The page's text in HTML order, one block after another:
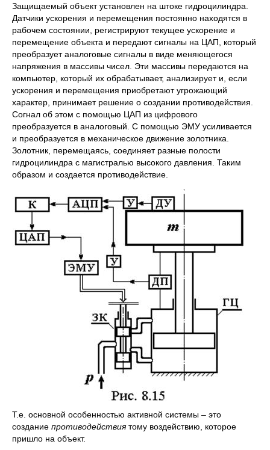
Защищаемый объект установлен на штоке гидроцилиндра.
Датчики ускорения и перемещения постоянно находятся в
рабочем состоянии, регистрируют текущее ускорение и
перемещение объекта и передают сигналы на ЦАП, который
преобразует аналоговые сигналы в виде меняющегося
напряжения в массивы чисел. Эти массивы передаются на
компьютер, который их обрабатывает, анализирует и, если
ускорения и перемещения приобретают угрожающий
характер, принимает решение о создании противодействия.
Согнал об этом с помощью ЦАП из цифрового
преобразуется в аналоговый. С помощью ЭМУ усиливается
и преобразуется в механическое движение золотника.
Золотник, перемещаясь, соединяет разные полости
гидроцилиндра с магистралью высокого давления. Таким
образом и создается противодействие.
Т.е. основной особенностью активной системы – это
создание противодействиятому воздействию, которое
пришло на объект.